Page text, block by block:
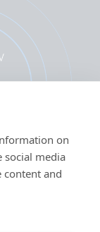
on
social media
content and